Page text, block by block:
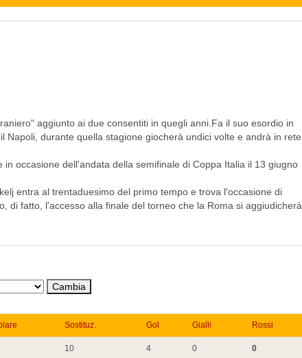
aggiunto ai due consentiti in quegli anni.Fa il suo esordio in
Napoli, durante quella stagione giocherà undici volte e andrà in rete
occasione dell'andata della semifinale di Coppa Italia il 13 giugno
entra al trentaduesimo del primo tempo e trova l'occasione di
di fatto, l'accesso alla finale del torneo che la Roma si aggiudicherà
Sostituz. Gol Gialli Rossi
10 4 0 0